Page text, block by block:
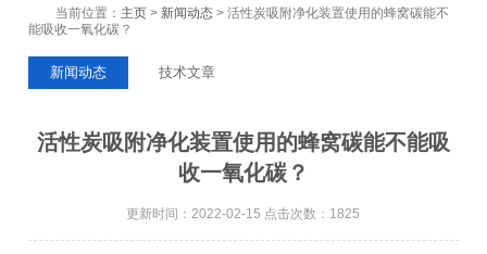
当前位置： 主页 > 新闻动态 > 活性炭吸附净化装置使用的蜂窝碳能不
能吸收一氧化碳？
新闻动态 技术文章
活性炭吸附净化装置使用的蜂窝碳能不能吸
收一氧化碳？
更新时间：2022-02-15 点击次数：1825